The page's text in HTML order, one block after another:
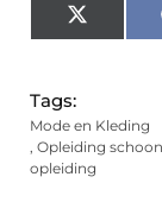
X
(Twitter)
Tags:
Mode en Kleding
, Opleiding
opleiding